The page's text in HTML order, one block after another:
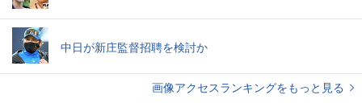
中日が新庄監督招聘を検討か
画像アクセスランキングをもっと見る